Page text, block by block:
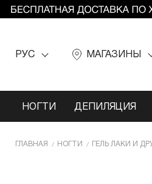
РУС МАГАЗИНЫ
НОГТИ ДЕПИЛЯЦИЯ
ГЛАВНАЯ НОГТИ ГЕЛЬ ЛАКИ И